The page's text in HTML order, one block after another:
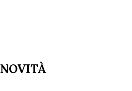
NOVITÀ